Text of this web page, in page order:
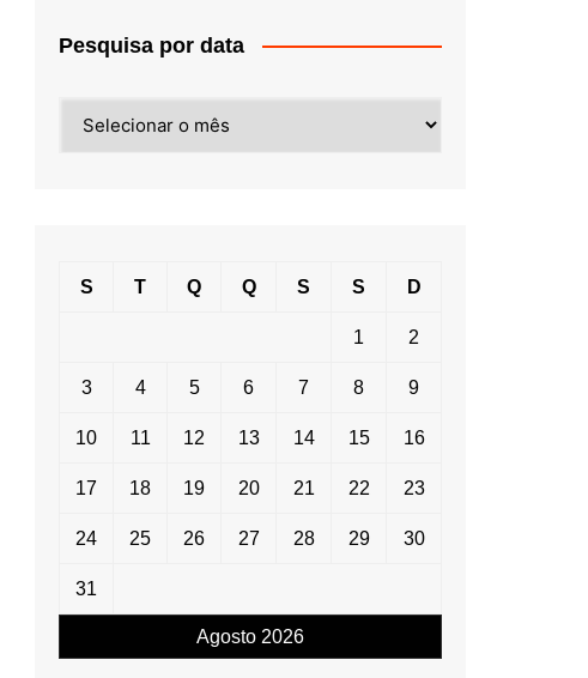
Pesquisa por data
por
Agosto 2026
S T Q Q S S D
1 2
3 4 5 6 7 8 9
10 11 12 13 14 15 16
17 18 19 20 21 22 23
24 25 26 27 28 29 30
31